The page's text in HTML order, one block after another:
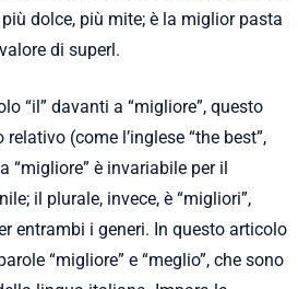
dolce, più mite; è la miglior pasta
di superl.
“il” davanti a “migliore”, questo
(come l’inglese “the best”,
“migliore” è invariabile per il
il plurale, invece, è “migliori”,
entrambi i generi. In questo articolo
“migliore” e “meglio”, che sono